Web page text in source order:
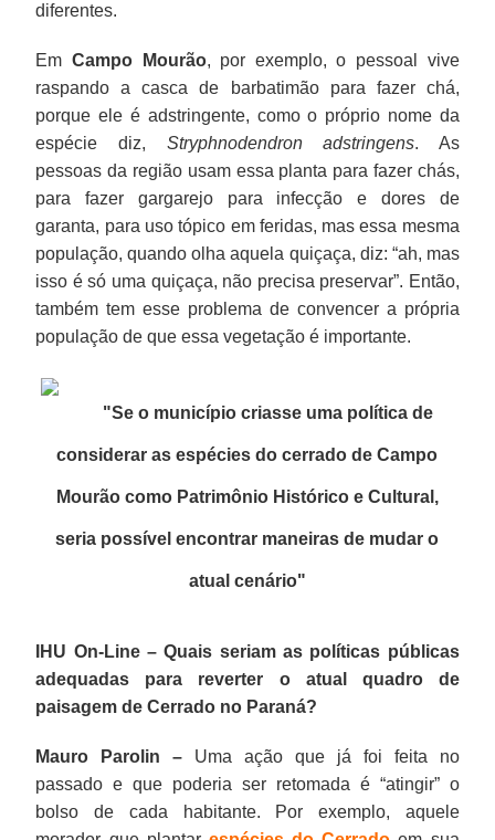
diferentes.
EmCampo Mourão, por exemplo, o pessoal vive
raspando a casca de barbatimão para fazer chá,
porque ele é adstringente, como o próprio nome da
espécie diz, Stryphnodendron adstringens. As
pessoas da região usam essa planta para fazer chás,
para fazer gargarejo para infecção e dores de
garanta, para uso tópico em feridas, mas essa mesma
população, quando olha aquela quiçaça, diz: “ah, mas
isso é só uma quiçaça, não precisa preservar”. Então,
também tem esse problema de convencer a própria
população de que essa vegetação é importante.
"Se o município criasse uma política de
considerar as espécies do cerrado de Campo
Mourão como Patrimônio Histórico e Cultural,
seria possível encontrar maneiras de mudar o
atual cenário"
IHU On-Line – Quais seriam as políticas públicas
adequadas para reverter o atual quadro de
paisagem de Cerrado no Paraná?
Mauro Parolin – Uma ação que já foi feita no
passado e que poderia ser retomada é “atingir” o
bolso de cada habitante. Por exemplo, aquele